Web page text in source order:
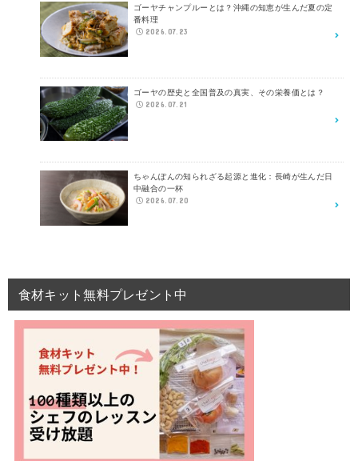
ゴーヤチャンプルーとは？沖縄の知恵が生んだ夏の定
番料理
2026.07.23
ゴーヤの歴史と全国普及の真実、その栄養価とは？
2026.07.21
ちゃんぽんの知られざる起源と進化：長崎が生んだ日
中融合の一杯
2026.07.20
食材キット無料プレゼント中